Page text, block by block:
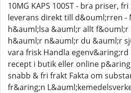
10MG KAPS 100ST - bra priser,
leverans direkt till d&ouml;rren -
h&auml;lsa &auml;r allt f&ouml;r
h&auml;r n&auml;r du &auml;r
vara frisk Handla
recept i butik eller online
snabb & fri frakt Fakta om
fr&aring;n